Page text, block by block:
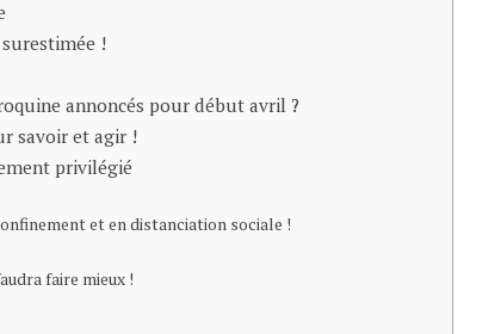
!
annoncés pour début avril ?
savoir et agir !
privilégié
et en distanciation sociale !
faire mieux !